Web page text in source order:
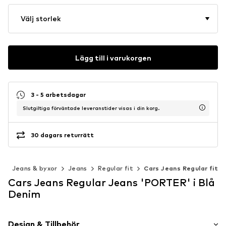
Välj storlek
Lägg till i varukorgen
3 - 5 arbetsdagar
Slutgiltiga förväntade leveranstider visas i din korg.
30 dagars returrätt
Jeans & byxor Jeans Regular fit Cars Jeans Regular fit
Cars Jeans Regular Jeans 'PORTER' i Blå
Denim